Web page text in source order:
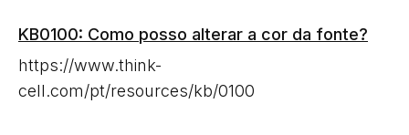
KB0100: Como posso alterar a cor da fonte?
https://www.think-
cell.com/pt/resources/kb/0100